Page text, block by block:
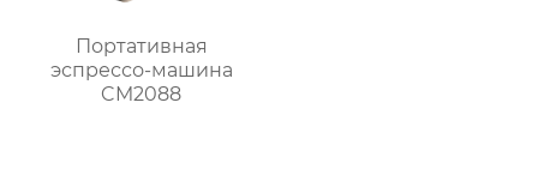
Портативная
эспрессо-машина
CM2088